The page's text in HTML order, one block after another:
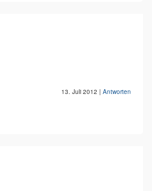
13. Juli 2012 | Antworten